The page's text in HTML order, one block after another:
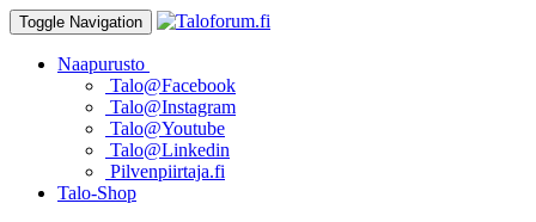
Toggle Navigation
Naapurusto
Talo@Facebook
Talo@Instagram
Talo@Youtube
Talo@Linkedin
Pilvenpiirtaja.fi
Talo-Shop